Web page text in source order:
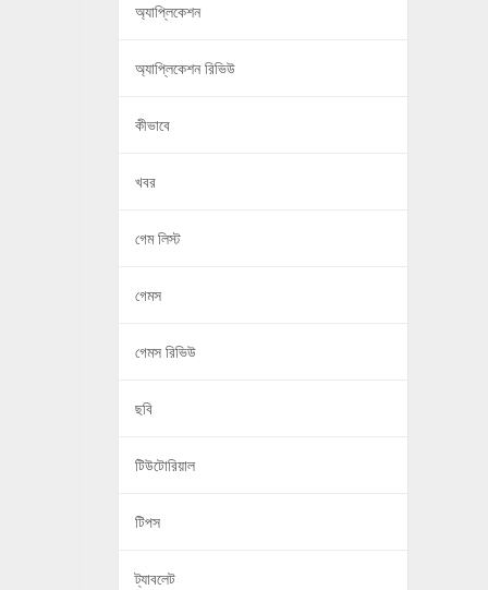
অ্যাপ্লিকেশন
অ্যাপ্লিকেশন রিভিউ
কীভাবে
খবর
গেম লিস্ট
গেমস
গেমস রিভিউ
ছবি
টিউটোরিয়াল
টিপস
ট্যাবলেট